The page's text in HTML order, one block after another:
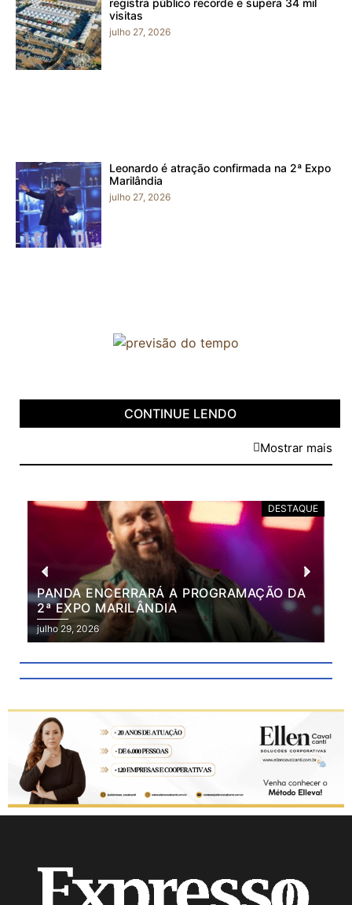
visitas
julho 27, 2026
Leonardo é atração confirmada na 2ª Expo
Marilândia
julho 27, 2026
CONTINUE LENDO
Mostrar mais
DESTAQUE
PANDA ENCERRARÁ A PROGRAMAÇÃO DA
2ª EXPO MARILÂNDIA
julho 29, 2026